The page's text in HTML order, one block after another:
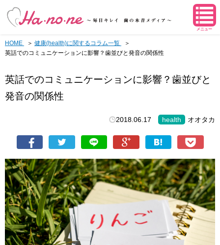
メニュー
HOME
健康(health)に関するコラム一覧
英話でのコミュニケーションに影響？歯並びと発音の関係性
英話でのコミュニケーションに影響？歯並びと
発音の関係性
2018.06.17 health オオタカ